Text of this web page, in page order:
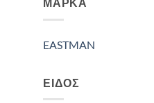
ΜΆΡΚΑ
EASTMAN
ΕΊΔΟΣ